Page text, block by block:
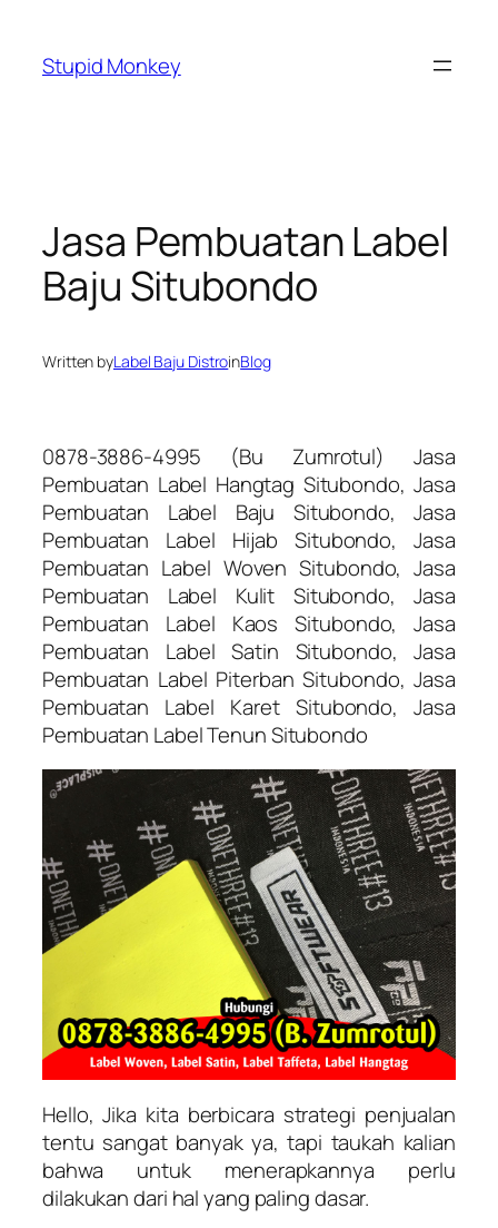
content
Stupid Monkey
Jasa Pembuatan Label
Baju Situbondo
Written byLabel Baju DistroinBlog
0878-3886-4995 (Bu Zumrotul) Jasa
Pembuatan Label Hangtag Situbondo, Jasa
Pembuatan Label Baju Situbondo, Jasa
Pembuatan Label Hijab Situbondo, Jasa
Pembuatan Label Woven Situbondo, Jasa
Pembuatan Label Kulit Situbondo, Jasa
Pembuatan Label Kaos Situbondo, Jasa
Pembuatan Label Satin Situbondo, Jasa
Pembuatan Label Piterban Situbondo, Jasa
Pembuatan Label Karet Situbondo, Jasa
Pembuatan Label Tenun Situbondo
Hello, Jika kita berbicara strategi penjualan
tentu sangat banyak ya, tapi taukah kalian
bahwa untuk menerapkannya perlu
dilakukan dari hal yang paling dasar.